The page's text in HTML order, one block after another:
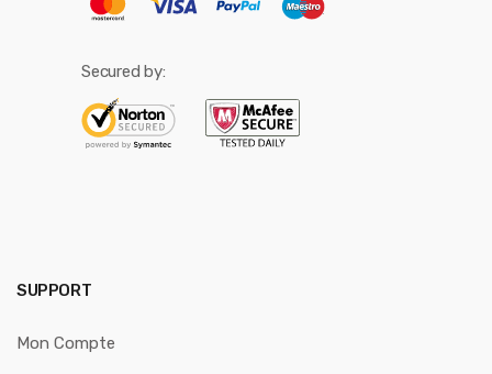
Secured by:
SUPPORT
Mon Compte